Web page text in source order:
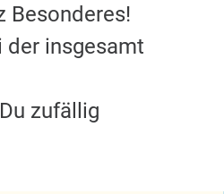
Besonderes!
insgesamt
zufällig